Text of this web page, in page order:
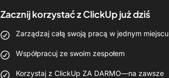
Zacznij korzystać z ClickUp już dziś
Zarządzaj całą swoją pracą w jednym miejscu
Współpracuj ze swoim zespołem
Korzystaj z ClickUp ZA DARMO—na zawsze